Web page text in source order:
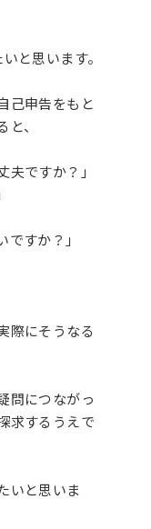
と思います。
己申告をもと
、
夫ですか？」
ですか？」
際にそうなる
問につながっ
求するうえで
いと思いま